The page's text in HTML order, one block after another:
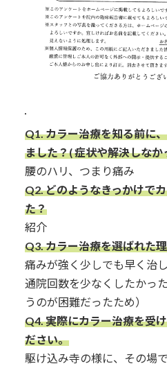
Q1.カラー治療を知る前に
ました？( 症状や解決しなか
腰のハリ、つまり痛み
Q2. どのようなきっかけで
た？
紹介
Q3.カラー治療を選ばれた
痛みが強く少しでも早く治
通院回数を少なくしたかっ
うのが困難だったため）
Q4. 実際にカラー治療を受
ださい。
駆け込み寺の様に、その場